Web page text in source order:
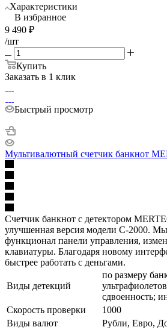
Характеристики
В избранное
9 490 ₽
/шт
Купить
Заказать в 1 клик
Быстрый просмотр
Мультивалютный счетчик банкнот
Счетчик банкнот с детектором
улучшенная версия модели C-2000. Мы
функционал панели управления,
клавиатуры. Благодаря новому
быстрее работать с деньгами.
Виды детекций
по размеру
сдвоенность;
Скорость проверки
1000
Виды валют
Рубли, Евро,